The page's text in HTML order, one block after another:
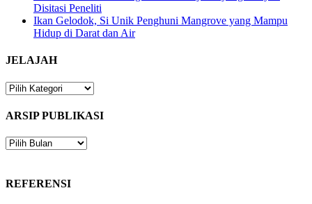
Disitasi Peneliti
Ikan Gelodok, Si Unik Penghuni Mangrove yang Mampu
Hidup di Darat dan Air
JELAJAH
JELAJAH
ARSIP PUBLIKASI
ARSIP
REFERENSI